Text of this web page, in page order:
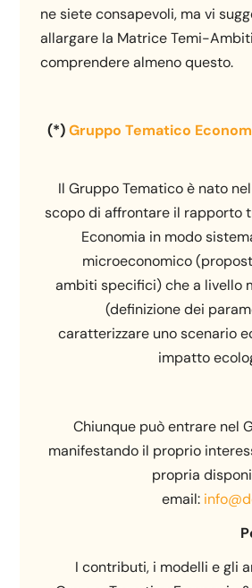
ne siete consapevoli, ma vi
allargare la Matrice Temi-
comprendere almeno questo.
(*)Gruppo Tematico
Il Gruppo Tematico è nato
scopo di affrontare il rapporto
Economia in modo
microeconomico
ambiti specifici) che a livello
(definizione dei
caratterizzare uno scenario
impatto
Chiunque può entrare nel
manifestando il proprio
propria
email:
I contributi, i modelli e gli